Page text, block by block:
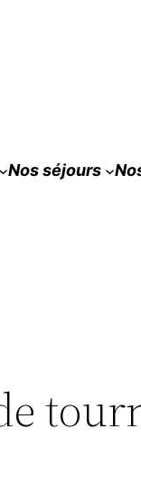
Nos séjours